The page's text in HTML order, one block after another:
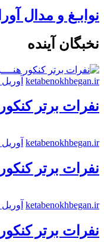
نوابـغ و مدال
نخبگان آینده
ketabenokhbegan.ir آوریل 28, 2021
نفرات برتر
ketabenokhbegan.ir آوریل 28, 2021
نفرات برتر
ketabenokhbegan.ir آوریل 28, 2021
نفرات برتر